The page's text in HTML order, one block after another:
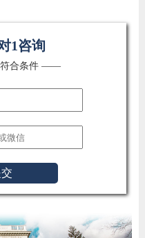
1咨询
合条件 ——